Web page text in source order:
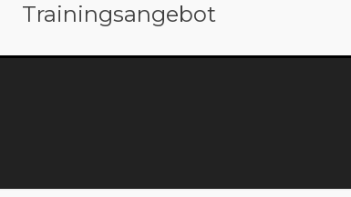
Trainingsangebot